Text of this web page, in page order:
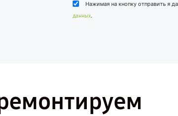
Нажимая на кнопку отправить я
данных.